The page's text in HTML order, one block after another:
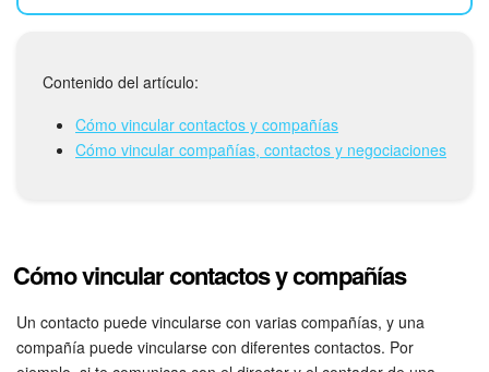
Bitrix24 Market
Sitios web
Tienda Online
Empleados
Base de conocimientos
Contenido del artículo:
Cómo vincular contactos y compañías
Cómo vincular compañías, contactos y negociaciones
Cómo vincular contactos y compañías
Un contacto puede vincularse con varias compañías, y una
compañía puede vincularse con diferentes contactos. Por